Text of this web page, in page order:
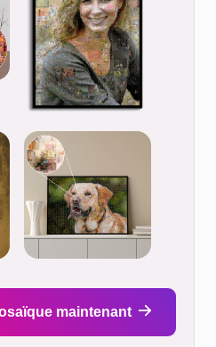
maintenant